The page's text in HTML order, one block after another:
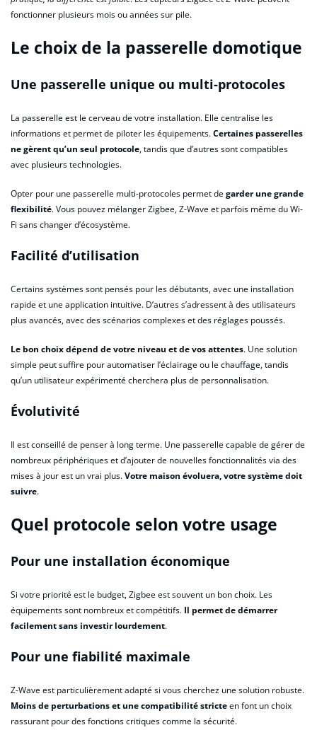
fonctionner plusieurs mois ou années sur pile.
Le choix de la passerelle domotique
Une passerelle unique ou multi-protocoles
La passerelle est le cerveau de votre installation. Elle centralise les
informations et permet de piloter les équipements.Certaines passerelles
ne gèrent qu’un seul protocole, tandis que d’autres sont compatibles
avec plusieurs technologies.
Opter pour une passerelle multi-protocoles permet degarder une grande
flexibilité. Vous pouvez mélanger Zigbee, Z-Wave et parfois même du Wi-
Fi sans changer d’écosystème.
Facilité d’utilisation
Certains systèmes sont pensés pour les débutants, avec une installation
rapide et une application intuitive. D’autres s’adressent à des utilisateurs
plus avancés, avec des scénarios complexes et des réglages poussés.
Le bon choix dépend de votre niveau et de vos attentes. Une solution
simple peut suffire pour automatiser l’éclairage ou le chauffage, tandis
qu’un utilisateur expérimenté cherchera plus de personnalisation.
Évolutivité
Il est conseillé de penser à long terme. Une passerelle capable de gérer de
nombreux périphériques et d’ajouter de nouvelles fonctionnalités via des
mises à jour est un vrai plus.Votre maison évoluera, votre système doit
suivre.
Quel protocole selon votre usage
Pour une installation économique
Si votre priorité est le budget, Zigbee est souvent un bon choix. Les
équipements sont nombreux et compétitifs. Il permet de démarrer
facilement sans investir lourdement.
Pour une fiabilité maximale
Z-Wave est particulièrement adapté si vous cherchez une solution robuste.
Moins de perturbations et une compatibilité stricteen font un choix
rassurant pour des fonctions critiques comme la sécurité.